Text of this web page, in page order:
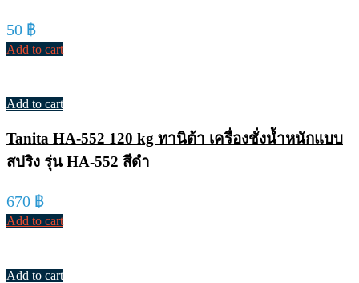
50 ฿
Add to cart
Add to cart
Tanita HA-552 120 kg ทานิต้า เครื่องชั่งน้ำหนักแบบ
สปริง รุ่น HA-552 สีดำ
670 ฿
Add to cart
Add to cart